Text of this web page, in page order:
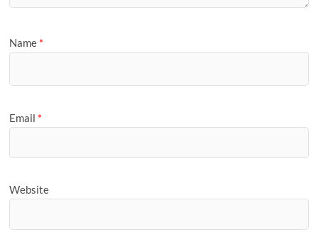
Name *
Email *
Website